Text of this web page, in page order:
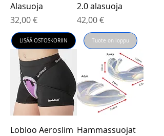
Alasuoja
Hinta
32,00 €
LISÄÄ OSTOSKORIIN
2.0 alasuoja
Hinta
42,00 €
Tuote on loppu
Lobloo Aeroslim Hammassuojat